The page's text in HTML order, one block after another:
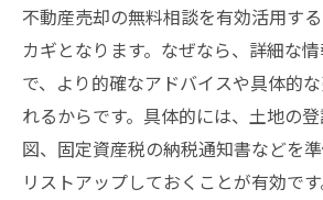
不動産売却の無料相談を有効活用す
カギとなります。なぜなら、詳細な
で、より的確なアドバイスや具体的
れるからです。具体的には、土地の
図、固定資産税の納税通知書などを
リストアップしておくことが有効で